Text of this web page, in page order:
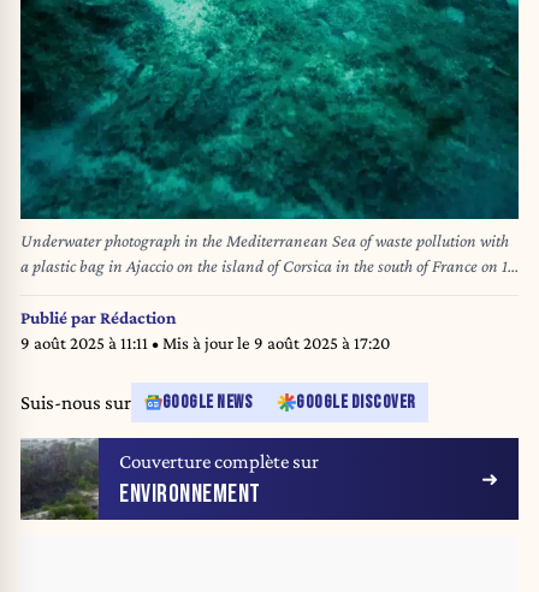
Underwater photograph in the Mediterranean Sea of waste pollution with
a plastic bag in Ajaccio on the island of Corsica in the south of France on 15
August 2024. Photographie sous-marine dans la Mer Mediterranee de
pollution de dechet avec un sac plastique a Ajaccio sur l ile de la Corse au
sud de la France le 15 aout 2024.
Publié parRédaction
9 août 2025 à 11:11• Mis à jour le 9 août 2025 à 17:20
Suis-nous sur GOOGLE NEWS GOOGLE DISCOVER
Couverture complète sur
ENVIRONNEMENT